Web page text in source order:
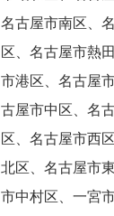
名古屋市南区、
区、名古屋市熱
市港区、名古屋
古屋市中区、名
区、名古屋市西
北区、名古屋市
市中村区、一宮